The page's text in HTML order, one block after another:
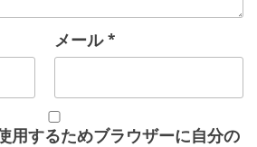
メール*
用するためブラウザーに自分の